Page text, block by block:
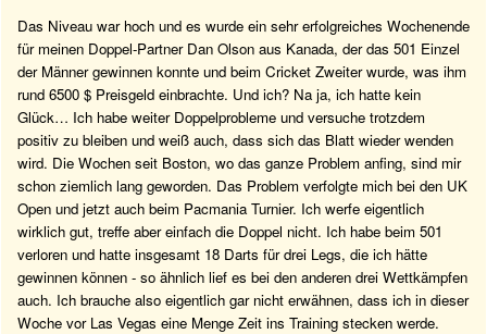
Das Niveau war hoch und es wurde ein sehr erfolgreiches Wochenende
für meinen Doppel-Partner Dan Olson aus Kanada, der das 501 Einzel
der Männer gewinnen konnte und beim Cricket Zweiter wurde, was ihm
rund 6500 $ Preisgeld einbrachte. Und ich? Na ja, ich hatte kein
Glück… Ich habe weiter Doppelprobleme und versuche trotzdem
positiv zu bleiben und weiß auch, dass sich das Blatt wieder wenden
wird. Die Wochen seit Boston, wo das ganze Problem anfing, sind mir
schon ziemlich lang geworden. Das Problem verfolgte mich bei den UK
Open und jetzt auch beim Pacmania Turnier. Ich werfe eigentlich
wirklich gut, treffe aber einfach die Doppel nicht. Ich habe beim 501
verloren und hatte insgesamt 18 Darts für drei Legs, die ich hätte
gewinnen können - so ähnlich lief es bei den anderen drei Wettkämpfen
auch. Ich brauche also eigentlich gar nicht erwähnen, dass ich in dieser
Woche vor Las Vegas eine Menge Zeit ins Training stecken werde.